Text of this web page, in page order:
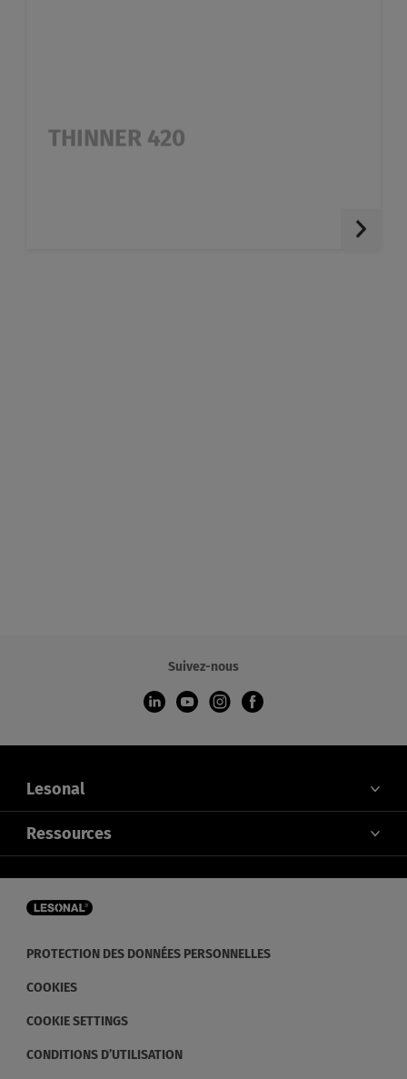
Diluant spécial pour Topcoat HS 420 à
Suivez-nous
Lesonal
À PROPOS DE NOUS
CONTACTEZ-NOUS
ACTUALITÉS ET ÉVÉNEMENTS
Ressources
DISTRIBUTEURS
PROTECTION DES DONNÉES PERSONNELLES
COOKIES
COOKIE SETTINGS
CONDITIONS D’UTILISATION